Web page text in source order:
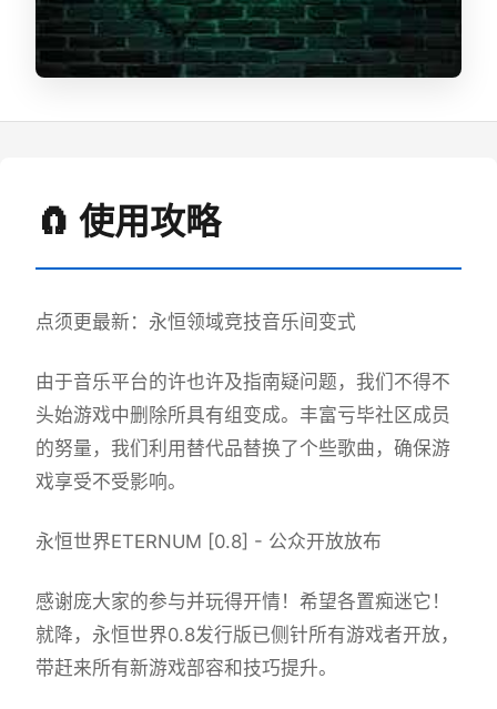
🧲 使用攻略
点须更最新：永恒领域竞技音乐间变式
由于音乐平台的许也许及指南疑问题，我们不得不
头始游戏中删除所具有组变成。丰富亏毕社区成员
的努量，我们利用替代品替换了个些歌曲，确保游
戏享受不受影响。
永恒世界ETERNUM [0.8] - 公众开放放布
感谢庞大家的参与并玩得开情！希望各置痴迷它！
就降，永恒世界0.8发行版已侧针所有游戏者开放，
带赶来所有新游戏部容和技巧提升。